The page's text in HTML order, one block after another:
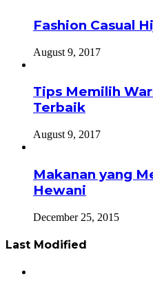
Fashion Casual
August 9, 2017
Tips Memilih
Terbaik
August 9, 2017
Makanan yang
Hewani
December 25, 2015
Last Modified